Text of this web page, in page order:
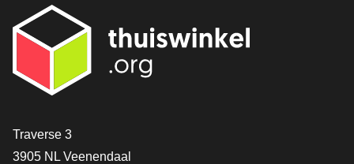
[_General:Contact]
Traverse 3
3905 NL Veenendaal